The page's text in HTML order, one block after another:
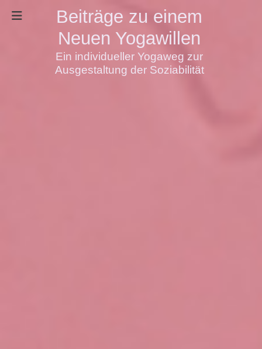
Beiträge zu einem
Neuen Yogawillen
Ein individueller Yogaweg zur
Ausgestaltung der Soziabilität